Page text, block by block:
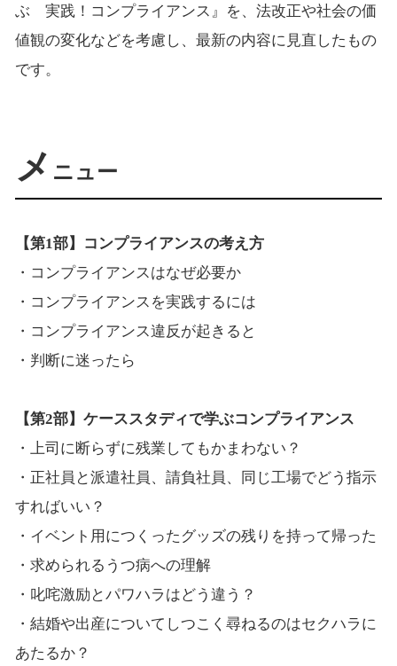
ぶ 実践！コンプライアンス』を、法改正や社会の価
値観の変化などを考慮し、最新の内容に見直したもの
です。
メ ニュー
【第1部】コンプライアンスの考え方
・コンプライアンスはなぜ必要か
・コンプライアンスを実践するには
・コンプライアンス違反が起きると
・判断に迷ったら
【第2部】ケーススタディで学ぶコンプライアンス
・上司に断らずに残業してもかまわない？
・正社員と派遣社員、請負社員、同じ工場でどう指示
すればいい？
・イベント用につくったグッズの残りを持って帰った
・求められるうつ病への理解
・叱咤激励とパワハラはどう違う？
・結婚や出産についてしつこく尋ねるのはセクハラに
あたるか？